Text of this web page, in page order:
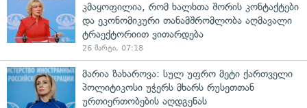
კმაყოფილია, რომ ხალხთა შორის კონტაქტები
და ეკონომიკური თანამშრომლობა აღმავალი
ტრაექტორიით ვითარდება
26 მარტი, 07:18
მარია ზახაროვა: სულ უფრო მეტი ქართველი
პოლიტიკოსი უჭერს მხარს რუსეთთან
ურთიერთობების აღდგენას